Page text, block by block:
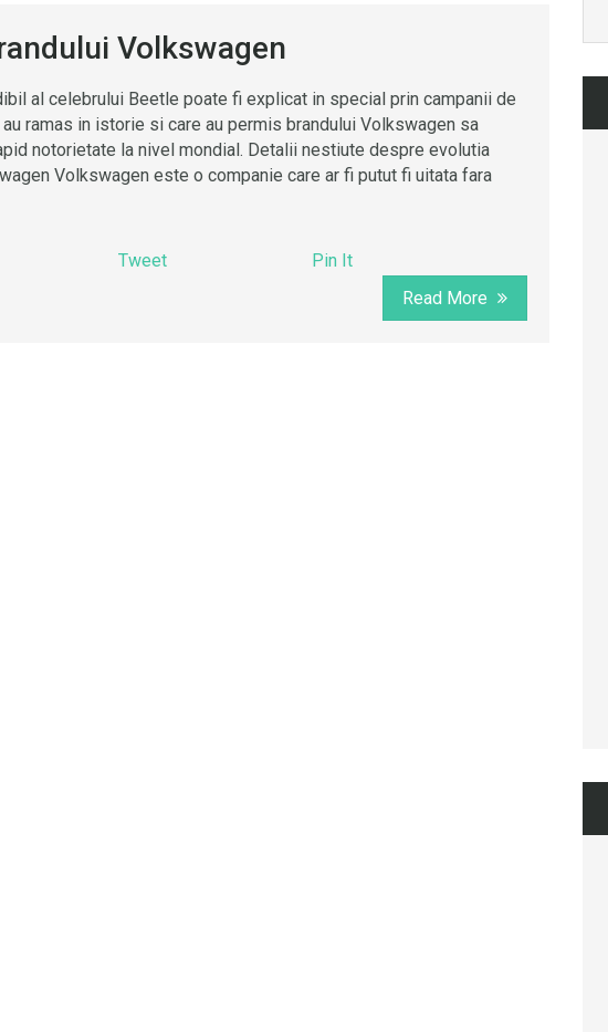
Volkswagen
al celebrului Beetle poate fi explicat in special prin campanii de
ramas in istorie si care au permis brandului Volkswagen sa
notorietate la nivel mondial. Detalii nestiute despre evolutia
Volkswagen este o companie care ar fi putut fi uitata fara
Tweet
Pin It
Read More